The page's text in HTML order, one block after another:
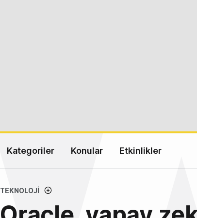
Kategoriler Konular Etkinlikler
TEKNOLOJI